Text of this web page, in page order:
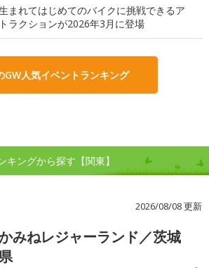
まれてはじめてのバイクに挑戦できるア
トラクションが2026年3月に登場
GW人気イベントランキング
キングから探す【関東】
2026/08/08 更新
みねレジャーランド／茨城